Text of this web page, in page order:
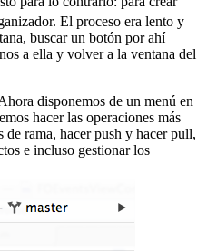
El proceso era lento y
buscar un botón por ahí
a ella y volver a la ventana del
disponemos de un menú en
hacer las operaciones más
de rama, hacer push y hacer pull,
e incluso gestionar los